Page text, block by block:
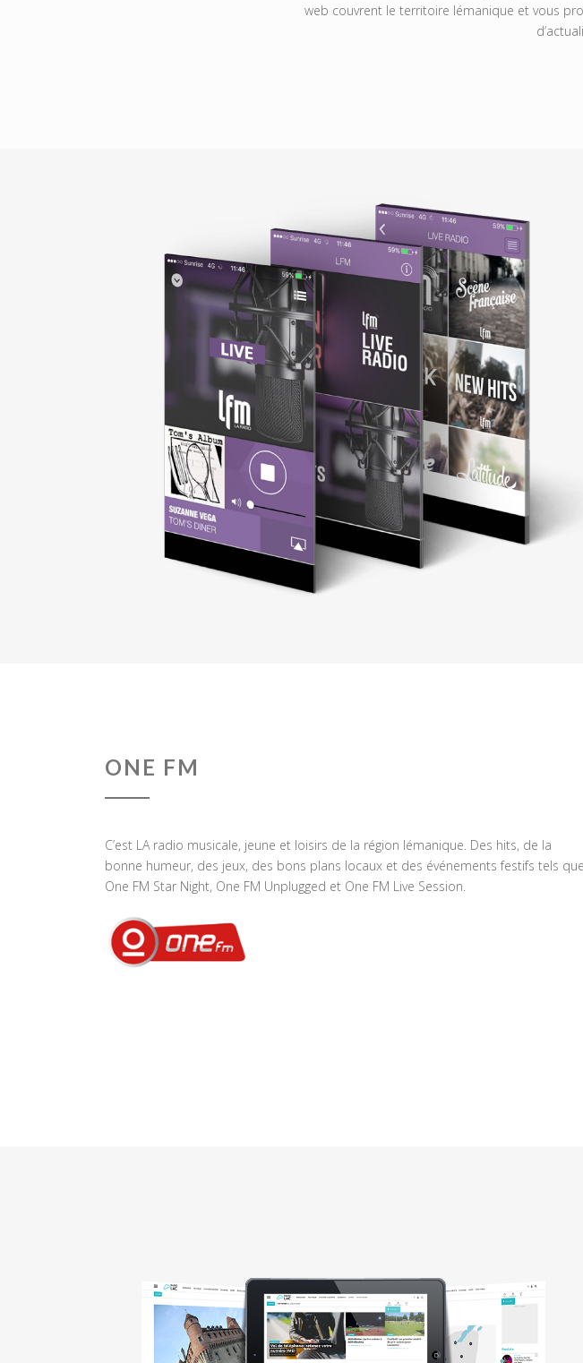
web couvrent le territoire lémanique et vous
ONE FM
C’est LA radio musicale, jeune et loisirs de la région lémanique. Des hits, de la
bonne humeur, des jeux, des bons plans locaux et des événements festifs tels que
One FM Star Night, One FM Unplugged et One FM Live Session.